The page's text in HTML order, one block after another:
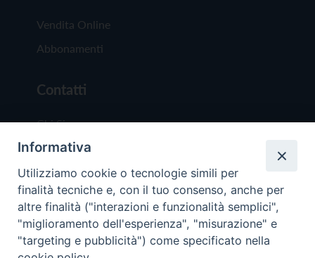
Vendita Online
Abbonamenti
Contatti
Chi Siamo
Redazione
Scrivici
Informativa
Utilizziamo cookie o tecnologie simili per
finalità tecniche e, con il tuo consenso, anche per
altre finalità ("interazioni e funzionalità semplici",
"miglioramento dell'esperienza", "misurazione" e
"targeting e pubblicità") come specificato nella